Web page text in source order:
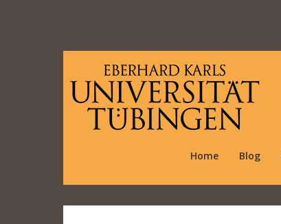
Home Blog